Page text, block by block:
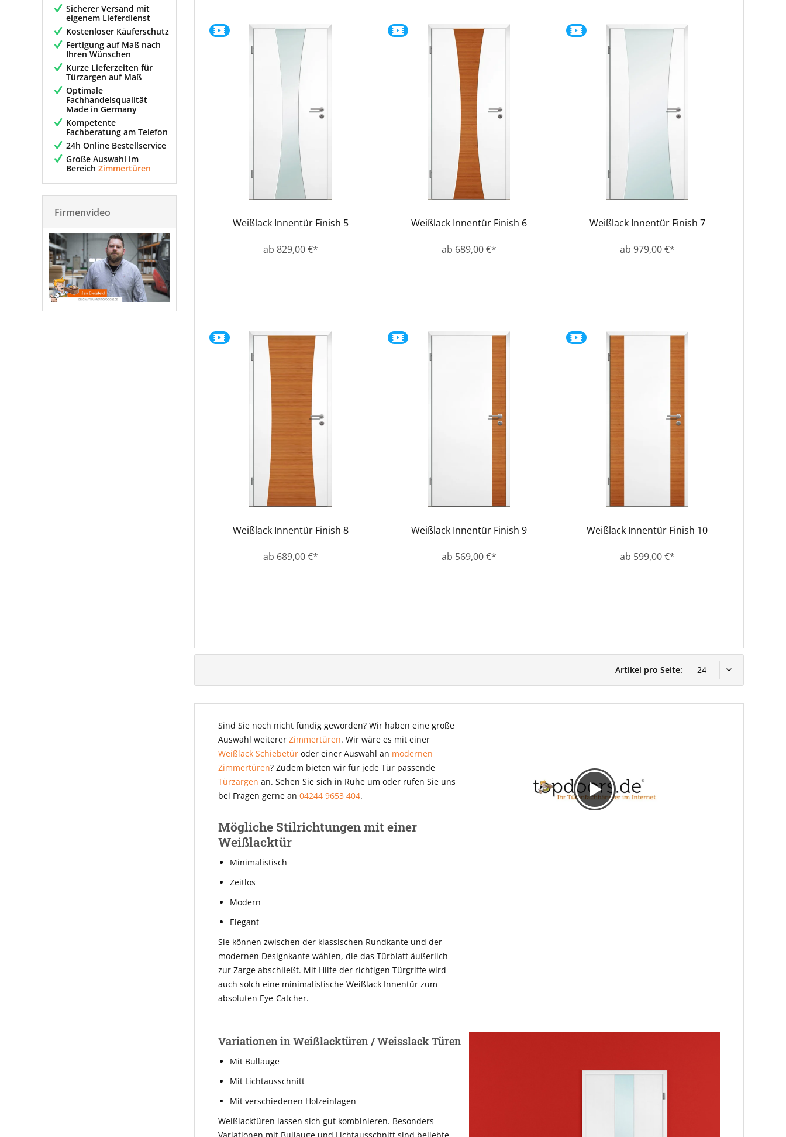
Sicherer Versand mit
eigenem Lieferdienst
Kostenloser Käuferschutz
Fertigung auf Maß nach
Ihren Wünschen
Kurze Lieferzeiten für
Türzargen auf Maß
Optimale
Fachhandelsqualität
Made in Germany
Kompetente
Fachberatung am Telefon
24h Online Bestellservice
Große Auswahl im
Bereich Zimmertüren
Firmenvideo
Weißlack Innentür Finish 5
ab 829,00 €*
Weißlack Innentür Finish 6
ab 689,00 €*
Weißlack Innentür Finish 7
ab 979,00 €*
Weißlack Innentür Finish 8
ab 689,00 €*
Weißlack Innentür Finish 9
ab 569,00 €*
Weißlack Innentür Finish 10
ab 599,00 €*
Artikel pro Seite:
Sind Sie noch nicht fündig geworden? Wir haben eine große
Auswahl weiterer Zimmertüren. Wir wäre es mit einer
Weißlack Schiebetür oder einer Auswahl an modernen
Zimmertüren? Zudem bieten wir für jede Tür passende
Türzargen an. Sehen Sie sich in Ruhe um oder rufen Sie uns
bei Fragen gerne an 04244 9653 404.
Mögliche Stilrichtungen mit einer
Weißlacktür
Minimalistisch
Zeitlos
Modern
Elegant
Sie können zwischen der klassischen Rundkante und der
modernen Designkante wählen, die das Türblatt äußerlich
zur Zarge abschließt. Mit Hilfe der richtigen Türgriffe wird
auch solch eine minimalistische Weißlack Innentür zum
absoluten Eye-Catcher.
Variationen in Weißlacktüren / Weisslack Türen
Mit Bullauge
Mit Lichtausschnitt
Mit verschiedenen Holzeinlagen
Weißlacktüren lassen sich gut kombinieren. Besonders